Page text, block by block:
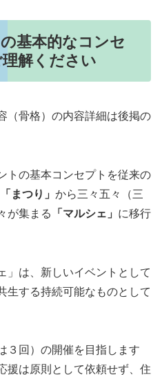
基本的なコンセ
解ください
（骨格）の内容詳細は後掲の
の基本コンセプトを従来の
「まつり」 から三々五々（三
が集まる
「マルシェ」 に移行
」は、新しいイベントとして
生する持続可能なものとして
回）の開催を目指します
援は原則として依頼せず、住